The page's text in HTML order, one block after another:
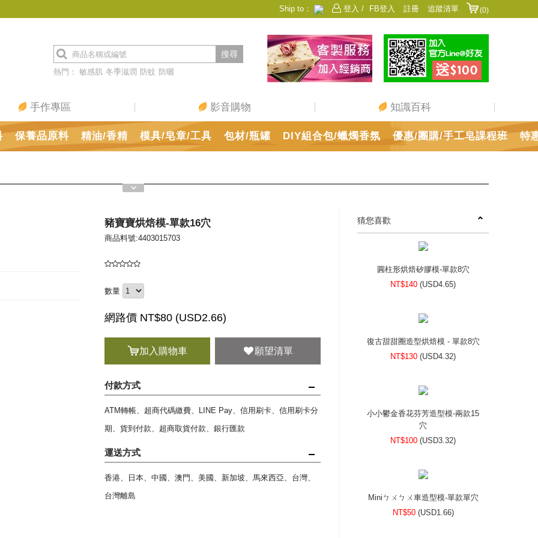
登入 / FB登入 註冊 追蹤清單
Ship to：
香港 日本 中國
澳門 美國 新加坡
熱門： 敏感肌 冬季滋潤 防蚊 防曬
搜尋
保養品原料 精油/香精 模具/皂章/工具 包材/瓶罐 DIY組合包/蠟燭香氛 優惠/團購/手工皂課程班 特
(0)
手作專區 影音購物 知識百科
豬寶寶烘焙模-單款16穴
商品料號:4403015703
數量
網路價 NT$80 (USD2.66)
加入購物車 願望清單
付款方式
ATM轉帳、超商代碼繳費、LINE Pay、信用刷卡、信用刷卡分
期、貨到付款、超商取貨付款、銀行匯款
運送方式
香港、日本、中國、澳門、美國、新加坡、馬來西亞、台灣、
台灣離島
猜您喜歡
圓柱形烘焙矽膠模-單款8穴
NT$140 (USD4.65)
復古甜甜圈造型烘焙模 - 單款8穴
NT$130 (USD4.32)
小小鬱金香花芬芳造型模-兩款15
穴
NT$100 (USD3.32)
Miniㄅㄨㄅㄨ車造型模-單款單穴
NT$50 (USD1.66)